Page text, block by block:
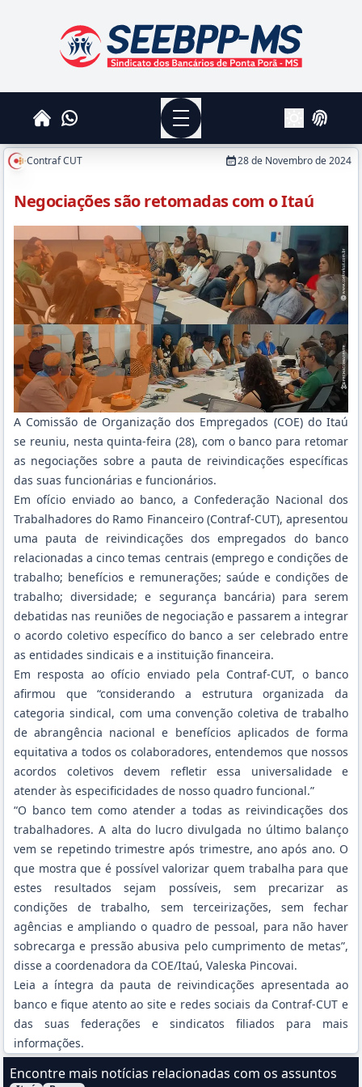
SEEBPPMS - Sindicato dos Bancários de Ponta
HomeWhatsapp
Menu
AlterarLogin
Contraf CUT 28 de Novembro de 2024
Negociações são retomadas com o Itaú
A Comissão de Organização dos Empregados (COE) do Itaú
se reuniu, nesta quinta-feira (28), com o banco para retomar
as negociações sobre a pauta de reivindicações específicas
das suas funcionárias e funcionários.
Em ofício enviado ao banco, a Confederação Nacional dos
Trabalhadores do Ramo Financeiro (Contraf-CUT), apresentou
uma pauta de reivindicações dos empregados do banco
relacionadas a cinco temas centrais (emprego e condições de
trabalho; benefícios e remunerações; saúde e condições de
trabalho; diversidade; e segurança bancária) para serem
debatidas nas reuniões de negociação e passarem a integrar
o acordo coletivo específico do banco a ser celebrado entre
as entidades sindicais e a instituição financeira.
Em resposta ao ofício enviado pela Contraf-CUT, o banco
afirmou que “considerando a estrutura organizada da
categoria sindical, com uma convenção coletiva de trabalho
de abrangência nacional e benefícios aplicados de forma
equitativa a todos os colaboradores, entendemos que nossos
acordos coletivos devem refletir essa universalidade e
atender às especificidades de nosso quadro funcional.”
“O banco tem como atender a todas as reivindicações dos
trabalhadores. A alta do lucro divulgada no último balanço
vem se repetindo trimestre após trimestre, ano após ano. O
que mostra que é possível valorizar quem trabalha para que
estes resultados sejam possíveis, sem precarizar as
condições de trabalho, sem terceirizações, sem fechar
agências e ampliando o quadro de pessoal, para não haver
sobrecarga e pressão abusiva pelo cumprimento de metas”,
disse a coordenadora da COE/Itaú, Valeska Pincovai.
Leia a íntegra da pauta de reivindicações apresentada ao
banco e fique atento ao site e redes sociais da Contraf-CUT e
das suas federações e sindicatos filiados para mais
informações.
Encontre mais notícias relacionadas com os assuntos